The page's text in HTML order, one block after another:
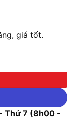
giá tốt.
- Thứ 7 (8h00 -